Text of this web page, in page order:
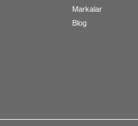
Markalar
Blog